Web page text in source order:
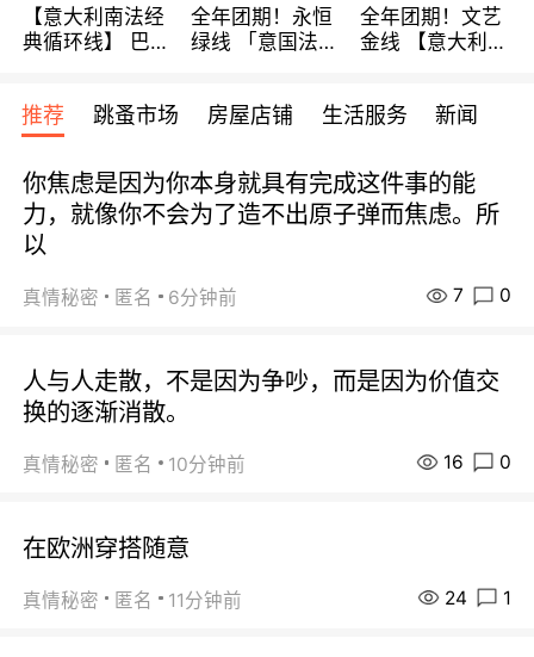
【意大利南法经
典循环线】 巴黎
宾馆 108欧/天起
全程756欧/位
全年团期！永恒
绿线 「意国法
欧/天起 ~包拼房
全年团期！文艺
金线 【意大利一
每周铁发！
推荐 跳蚤市场 房屋店铺 生活服务 新闻
你焦虑是因为你本身就具有完成这件事的能
力，就像你不会为了造不出原子弹而焦虑。所
以
真情秘密 匿名 6分钟前 7 0
人与人走散，不是因为争吵，而是因为价值交
换的逐渐消散。
真情秘密 匿名 10分钟前 16 0
在欧洲穿搭随意
真情秘密 匿名 11分钟前 24 1